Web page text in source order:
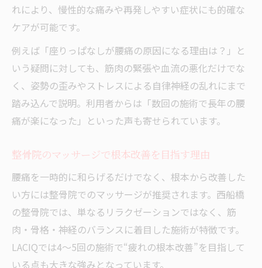
れにより、慢性的な痛みや再発しやすい症状にも的確な
ケアが可能です。
例えば「座りっぱなしが腰痛の原因になる理由は？」と
いう疑問に対しても、筋肉の緊張や血流の悪化だけでな
く、姿勢の歪みやストレスによる自律神経の乱れにまで
踏み込んで説明。利用者からは「数回の施術で長年の腰
痛が楽になった」といった声も寄せられています。
整骨院のマッサージで根本改善を目指す理由
腰痛を一時的に和らげるだけでなく、根本から改善した
い方には整骨院でのマッサージが推奨されます。西船橋
の整骨院では、単なるリラクゼーションではなく、筋
肉・骨格・神経のバランスに着目した施術が特徴です。
LACIQでは4〜5回の施術で“疲れの根本改善”を目指して
いる点も大きな強みとなっています。